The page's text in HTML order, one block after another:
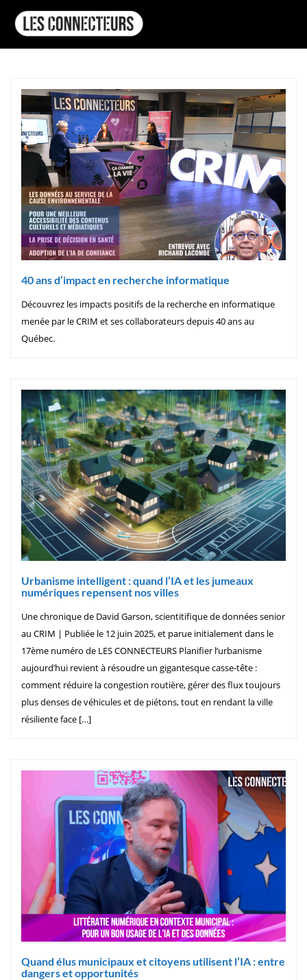
40 ans d’impact en recherche informatique
Découvrez les impacts positifs de la recherche en informatique
menée par le CRIM et ses collaborateurs depuis 40 ans au
Québec.
Urbanisme intelligent : quand l’IA et les jumeaux
numériques repensent nos villes
Une chronique de David Garson, scientitifique de données senior
au CRIM | Publiée le 12 juin 2025, et parue initialement dans le
17ème numéro de LES CONNECTEURS Planifier l’urbanisme
aujourd’hui revient à résoudre un gigantesque casse-tête :
comment réduire la congestion routière, gérer des flux toujours
plus denses de véhicules et de piétons, tout en rendant la ville
résiliente face […]
Quand élus municipaux et citoyens utilisent l’IA : entre
dangers et opportunités